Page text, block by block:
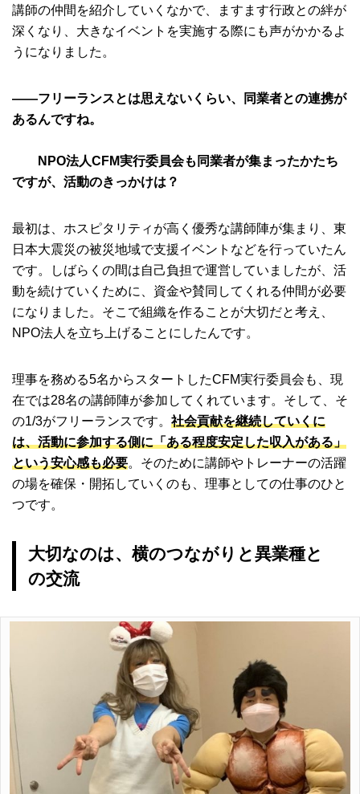
講師の仲間を紹介していくなかで、ますます行政との絆が
深くなり、大きなイベントを実施する際にも声がかかるよ
うになりました。
――フリーランスとは思えないくらい、同業者との連携が
あるんですね。
NPO法人CFM実行委員会も同業者が集まったかたち
ですが、活動のきっかけは？
最初は、ホスピタリティが高く優秀な講師陣が集まり、東
日本大震災の被災地域で支援イベントなどを行っていたん
です。しばらくの間は自己負担で運営していましたが、活
動を続けていくために、資金や賛同してくれる仲間が必要
になりました。そこで組織を作ることが大切だと考え、
NPO法人を立ち上げることにしたんです。
理事を務める5名からスタートしたCFM実行委員会も、現
在では28名の講師陣が参加してくれています。そして、そ
の1/3がフリーランスです。 社会貢献を継続していくに
は、活動に参加する側に「ある程度安定した収入がある」
という安心感も必要。そのために講師やトレーナーの活躍
の場を確保・開拓していくのも、理事としての仕事のひと
つです。
大切なのは、横のつながりと異業種と
の交流